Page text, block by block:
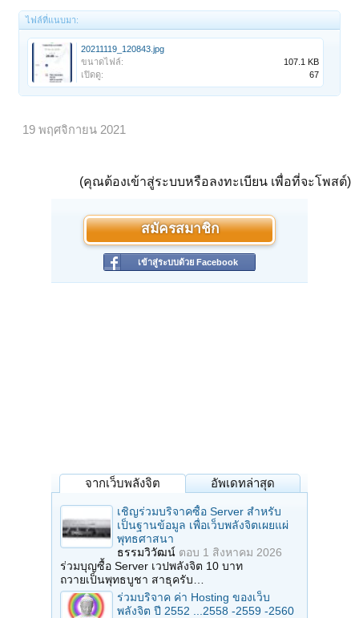
ไฟล์ที่แนบมา:
20211119_120843.jpg
ขนาดไฟล์:
107.1 KB
เปิดดู:
67
19 พฤศจิกายน 2021
(คุณต้องเข้าสู่ระบบหรือลงทะเบียน เพื่อที่จะโพสต์)
สมัครสมาชิก
เข้าสู่ระบบด้วย Facebook
จากเว็บพลังจิต อัพเดทล่าสุด
เชิญร่วมบริจาคซื้อ Server สำหรับ
เป็นฐานข้อมูล เพื่อเว็บพลังจิตเผยแผ่
พุทธศาสนา
ธรรมวิวัฒน์ ตอบ 1 สิงหาคม 2026
ร่วมบุญซื้อ Server เวปพลังจิต 10 บาท
ถวายเป็นพุทธบูชา สาธุครับ…
ร่วมบริจาค ค่า Hosting ของเว็บ
พลังจิต ปี 2552 ...2558 -2559 -2560